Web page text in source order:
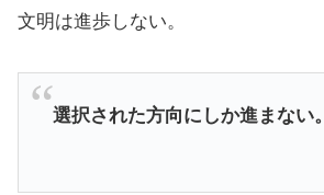
文明は進歩しない。
選択された方向にしか進まない。